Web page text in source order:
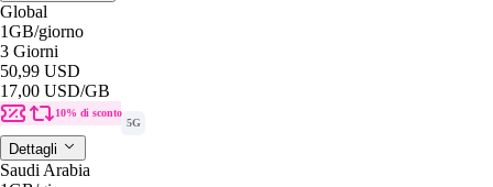
Global
1GB/giorno
3 Giorni
50,99 USD
17,00 USD/GB
10% di sconto
5G
Dettagli
Saudi Arabia